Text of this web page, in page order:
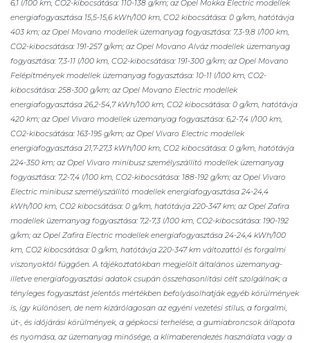
6,1 l/100 km, CO2-kibocsátása: 110-138 g/km; az Opel Mokka Electric modellek
energiafogyasztása 15,5-15,6 kWh/100 km, CO2 kibocsátása: 0 g/km, hatótávja
403 km; az Opel Movano modellek üzemanyag fogyasztása: 7,3-9,8 l/100 km,
CO2-kibocsátása: 191-257 g/km; az Opel Movano Alváz modellek üzemanyag
fogyasztása: 7,3-11 l/100 km, CO2-kibocsátása: 191-300 g/km; az Opel Movano
Felépítmények modellek üzemanyag fogyasztása: 10-11 l/100 km, CO2-
kibocsátása: 258-300 g/km; az Opel Movano Electric modellek
energiafogyasztása 26,2-54,7 kWh/100 km, CO2 kibocsátása: 0 g/km, hatótávja
420 km; az Opel Vivaro modellek üzemanyag fogyasztása: 6,2-7,4 l/100 km,
CO2-kibocsátása: 163-195 g/km; az Opel Vivaro Electric modellek
energiafogyasztása 21,7-27,3 kWh/100 km, CO2 kibocsátása: 0 g/km, hatótávja
224-350 km; az Opel Vivaro minibusz személyszállító modellek üzemanyag
fogyasztása: 7,2-7,4 l/100 km, CO2-kibocsátása: 188-192 g/km; az Opel Vivaro
Electric minibusz személyszállító modellek energiafogyasztása 24-24,4
kWh/100 km, CO2 kibocsátása: 0 g/km, hatótávja 220-347 km; az Opel Zafira
modellek üzemanyag fogyasztása: 7,2-7,3 l/100 km, CO2-kibocsátása: 190-192
g/km; az Opel Zafira Electric modellek energiafogyasztása 24-24,4 kWh/100
km, CO2 kibocsátása: 0 g/km, hatótávja 220-347 km változattól és forgalmi
viszonyoktól függően. A tájékoztatókban megjelölt általános üzemanyag-
illetve energiafogyasztási adatok csupán összehasonlítási célt szolgálnak; a
tényleges fogyasztást jelentős mértékben befolyásolhatják egyéb körülmények
is, így különösen, de nem kizárólagosan az egyéni vezetési stílus, a forgalmi,
út-, és időjárási körülmények, a gépkocsi terhelése, a gumiabroncsok állapota
és nyomása, az üzemanyag minősége, a klímaberendezés használata vagy a